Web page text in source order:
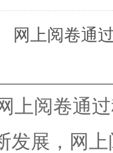
网上阅卷通
上阅卷通
展，网上